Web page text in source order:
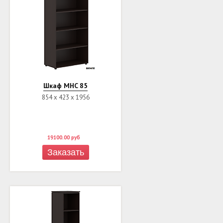
Шкаф MHC 85
854 х 423 х 1956
19100.00 руб
Заказать